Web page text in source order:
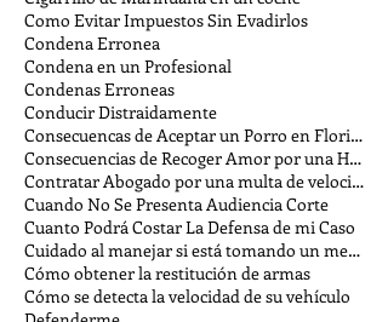
Como Evitar Impuestos Sin Evadirlos
Condena Erronea
Condena en un Profesional
Condenas Erroneas
Conducir Distraidamente
Consecuencas de Aceptar un Porro en Florida
Consecuencias de Recoger Amor por una Hora
Contratar Abogado por una multa de velocidad
Cuando No Se Presenta Audiencia Corte
Cuanto Podrá Costar La Defensa de mi Caso
Cuidado al manejar si está tomando un medicamento
Cómo obtener la restitución de armas
Cómo se detecta la velocidad de su vehículo